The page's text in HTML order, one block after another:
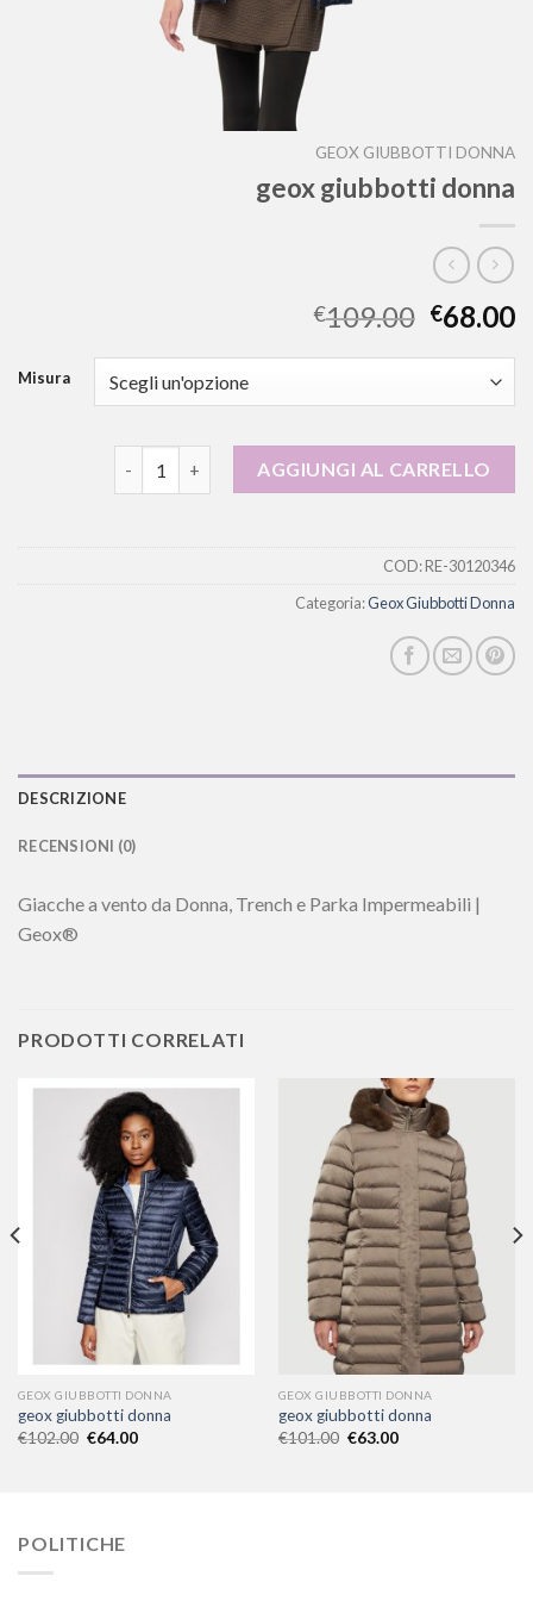
GEOX GIUBBOTTI DONNA
geox giubbotti donna
€109.00 €68.00
Misura
geox giubbotti donna quantitàAGGIUNGI AL CARRELLO
COD:RE-30120346
Categoria:Geox Giubbotti Donna
DESCRIZIONE
RECENSIONI (0)
Giacche a vento da Donna, Trench e Parka Impermeabili |
Geox®
PRODOTTI CORRELATI
GEOX GIUBBOTTI DONNA
geox giubbotti donna
€102.00 €64.00
GEOX GIUBBOTTI DONNA
geox giubbotti donna
€101.00 €63.00
POLITICHE